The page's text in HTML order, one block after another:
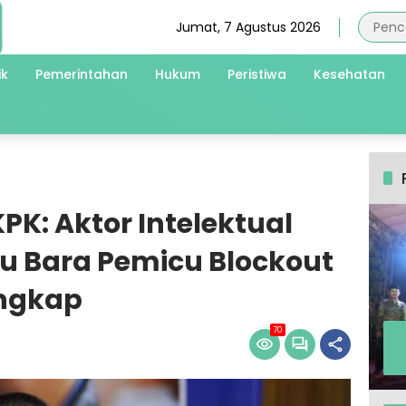
Jumat, 7 Agustus 2026
Pemerintahan Hukum Peristiwa Kesehatan
Aktor Intelektual
Bara Pemicu Blockout
70